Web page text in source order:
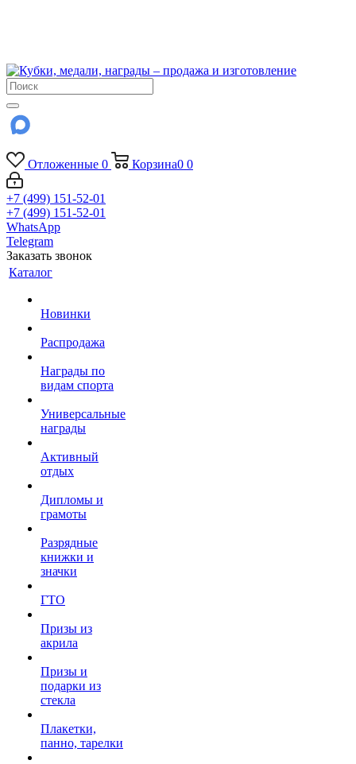
Отложенные 0 Корзина0 0
+7 (499) 151-52-01
+7 (499) 151-52-01
WhatsApp
Telegram
Заказать звонок
Каталог
Новинки
Распродажа
Награды по
видам спорта
Универсальные
награды
Активный
отдых
Дипломы и
грамоты
Разрядные
книжки и
значки
ГТО
Призы из
акрила
Призы и
подарки из
стекла
Плакетки,
панно, тарелки